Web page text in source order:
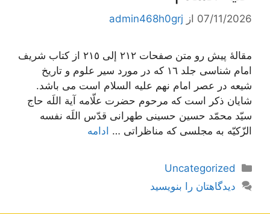
07/11/2026 از admin468h0grj
مقالۀ پیش رو متن صفحات ٢١٢ إلی ٢١٥ از کتاب شریف
امام شناسی جلد ١٦ که در مورد سیر علوم و تاریخ
شیعه در عصر امام نهم علیه السلام است می باشد.
شایان ذکر است که مرحوم حضرت علّامه آیة اللَه حاج
سیّد محمّد حسین حسینی طهرانی قدّس اللَه نفسه
الزّکیّه به مجلسی که مناظراتی … ادامه
دسته‌ها
Uncategorized
دیدگاهتان را بنویسید